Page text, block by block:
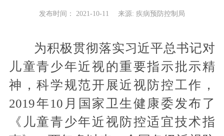
发布时间： 2021-10-11 来源: 疾病预防控制局
为积极贯彻落实习近平总书记对
儿童青少年近视的重要指示批示精
神，科学规范开展近视防控工作，
2019年10月国家卫生健康委发布了
《儿童青少年近视防控适宜技术指